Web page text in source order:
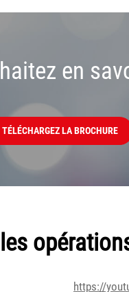
en
TÉLÉCHARGEZ LA BROCHURE
https://